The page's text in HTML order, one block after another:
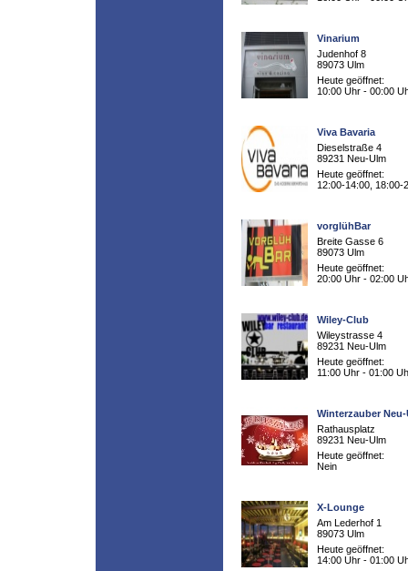
Vinarium
Judenhof 8
89073 Ulm
Heute geöffnet:
10:00 Uhr - 00:00
Viva Bavaria
Dieselstraße 4
89231 Neu-Ulm
Heute geöffnet:
12:00-14:00, 18:00-
vorglühBar
Breite Gasse 6
89073 Ulm
Heute geöffnet:
20:00 Uhr - 02:00
Wiley-Club
Wileystrasse 4
89231 Neu-Ulm
Heute geöffnet:
11:00 Uhr - 01:00
Winterzauber
Rathausplatz
89231 Neu-Ulm
Heute geöffnet:
Nein
X-Lounge
Am Lederhof 1
89073 Ulm
Heute geöffnet:
14:00 Uhr - 01:00